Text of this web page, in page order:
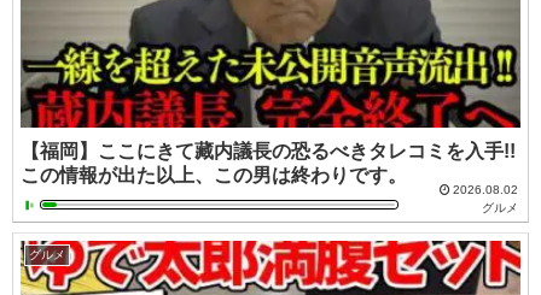
【福岡】ここにきて藏内議長の恐るべきタレコミを入手!!
この情報が出た以上、この男は終わりです。
2026.08.02
グルメ
グルメ